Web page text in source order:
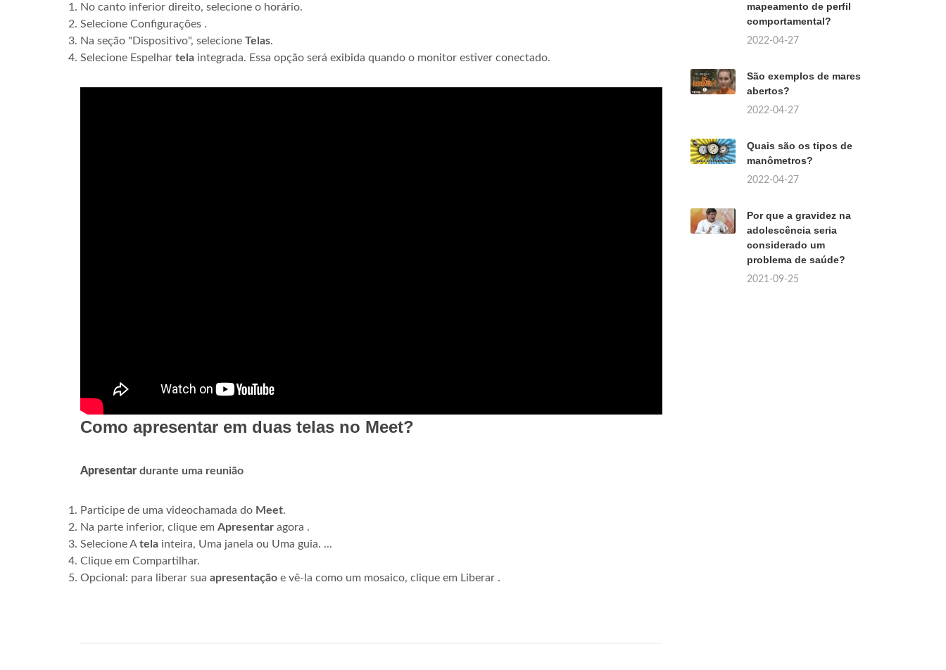
No canto inferior direito, selecione o horário.
Selecione Configurações .
Na seção "Dispositivo", selecione Telas.
Selecione Espelhar tela integrada. Essa opção será exibida quando o monitor estiver conectado.
Como apresentar em duas telas no Meet?
Apresentar durante uma reunião
Participe de uma videochamada do Meet.
Na parte inferior, clique em Apresentar agora .
Selecione Atela inteira, Uma janela ou Uma guia. ...
Clique em Compartilhar.
Opcional: para liberar sua apresentação e vê-la como um mosaico, clique em Liberar .
mapeamento de perfil
comportamental?
2022-04-27
São exemplos de mares
abertos?
2022-04-27
Quais são os tipos de
manômetros?
2022-04-27
Por que a gravidez na
adolescência seria
considerado um
problema de saúde?
2021-09-25